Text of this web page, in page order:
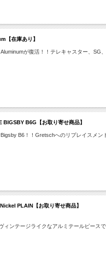
【在庫あり】
が復活！！テレキャスター、SG
B6G【お取り寄せ商品】
B6！！Gretschへのリプレイスメン
PLAIN【お取り寄せ商品】
ィンテージライクなアルミテールピース